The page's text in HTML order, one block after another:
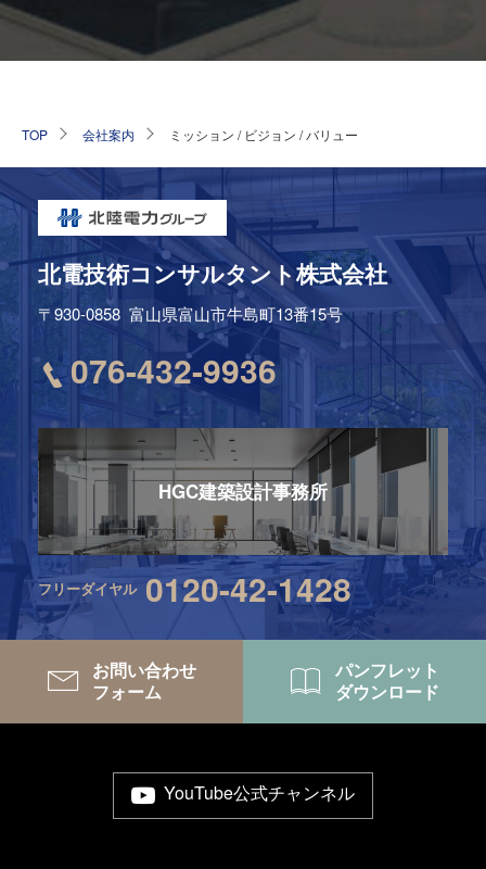
TOP 会社案内 ミッション / ビジョン / バリュー
北電技術コンサルタント株式会社
〒930-0858 富山県富山市牛島町13番15号
076-432-9936
HGC建築設計事務所
フリーダイヤル 0120-42-1428
お問い合わせ
フォーム
パンフレット
ダウンロード
YouTube公式チャンネル